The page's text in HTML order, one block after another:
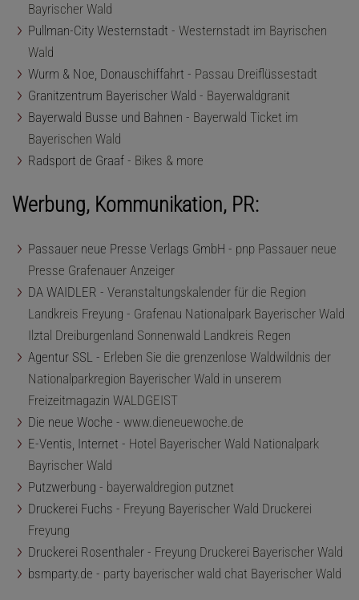
Bayrischer Wald
Pullman-City Westernstadt - Westernstadt im Bayrischen
Wald
Wurm & Noe, Donauschiffahrt - Passau Dreiflüssestadt
Granitzentrum Bayerischer Wald - Bayerwaldgranit
Bayerwald Busse und Bahnen - Bayerwald Ticket im
Bayerischen Wald
Radsport de Graaf - Bikes & more
Werbung, Kommunikation, PR:
Passauer neue Presse Verlags GmbH - pnp Passauer neue
Presse Grafenauer Anzeiger
DA WAIDLER - Veranstaltungskalender für die Region
Landkreis Freyung - Grafenau Nationalpark Bayerischer Wald
Ilztal Dreiburgenland Sonnenwald Landkreis Regen
Agentur SSL - Erleben Sie die grenzenlose Waldwildnis der
Nationalparkregion Bayerischer Wald in unserem
Freizeitmagazin WALDGEIST
Die neue Woche - www.dieneuewoche.de
E-Ventis, Internet - Hotel Bayerischer Wald Nationalpark
Bayrischer Wald
Putzwerbung - bayerwaldregion putznet
Druckerei Fuchs - Freyung Bayerischer Wald Druckerei
Freyung
Druckerei Rosenthaler - Freyung Druckerei Bayerischer Wald
bsmparty.de - party bayerischer wald chat Bayerischer Wald